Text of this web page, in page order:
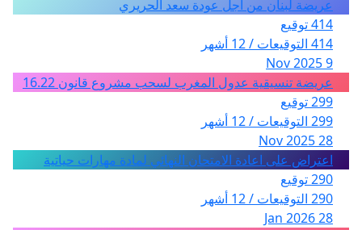
عريضة لبنان من أجل عودة سعد الحريري
414 توقيع
414 التوقيعات / 12 أشهر
9 Nov 2025
عريضة تنسيقية عدول المغرب لسحب مشروع قانون 16.22
299 توقيع
299 التوقيعات / 12 أشهر
28 Nov 2025
اعتراض على اعادة الامتحان النهائي لمادة مهارات حياتية
290 توقيع
290 التوقيعات / 12 أشهر
28 Jan 2026